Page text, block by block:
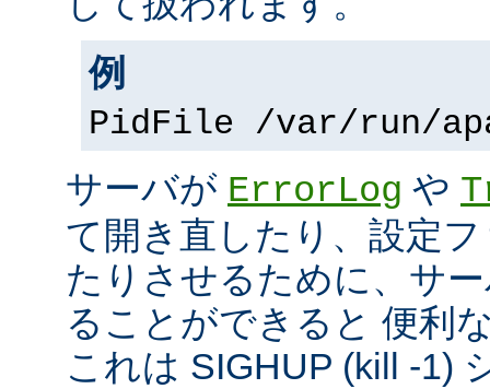
例
PidFile /var/run/
サーバが ErrorLog や
て開き直したり、設定
たりさせるために、サ
ることができると 便利
これは SIGHUP (kill -1)